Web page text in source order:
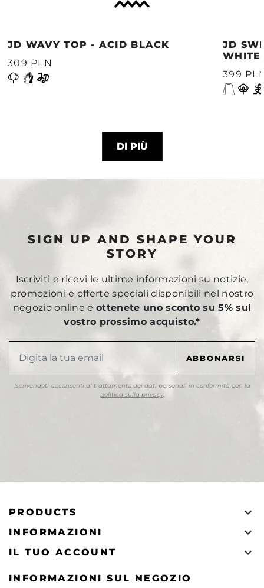
JD WAVY TOP - ACID BLACK
309 PLN
JD
WHITE
399
DI PIÙ
SIGN UP AND SHAPE YOUR
STORY
Iscriviti e ricevi le ultime informazioni su notizie,
promozioni e offerte speciali disponibili nel nostro
negozio online eottenete uno sconto su 5% sul
vostro prossimo acquisto.*
Iscrivendoti acconsenti al trattamento dei dati personali in conformità con la
politica sulla privacy.
PRODUCTS 
INFORMAZIONI 
IL TUO ACCOUNT 
INFORMAZIONI SUL NEGOZIO